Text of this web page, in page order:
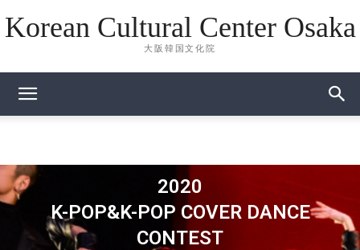
Korean Cultural Center Osaka
大阪韓国文化院
2020
K-POP&K-POP COVER DANCE
CONTEST